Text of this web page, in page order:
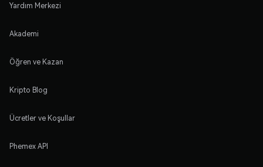
Yardım Merkezi
Akademi
Öğren ve Kazan
Kripto Blog
Ücretler ve Koşullar
Phemex API